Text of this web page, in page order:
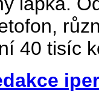
40 tisíc